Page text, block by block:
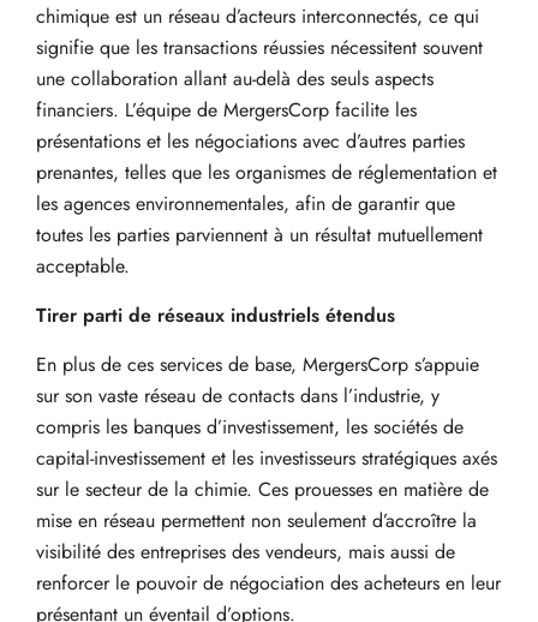
chimique est un réseau d’acteurs interconnectés, ce qui
signifie que les transactions réussies nécessitent souvent
une collaboration allant au-delà des seuls aspects
financiers. L’équipe de MergersCorp facilite les
présentations et les négociations avec d’autres parties
prenantes, telles que les organismes de réglementation et
les agences environnementales, afin de garantir que
toutes les parties parviennent à un résultat mutuellement
acceptable.
Tirer parti de réseaux industriels étendus
En plus de ces services de base, MergersCorp s’appuie
sur son vaste réseau de contacts dans l’industrie, y
compris les banques d’investissement, les sociétés de
capital-investissement et les investisseurs stratégiques axés
sur le secteur de la chimie. Ces prouesses en matière de
mise en réseau permettent non seulement d’accroître la
visibilité des entreprises des vendeurs, mais aussi de
renforcer le pouvoir de négociation des acheteurs en leur
présentant un éventail d’options.